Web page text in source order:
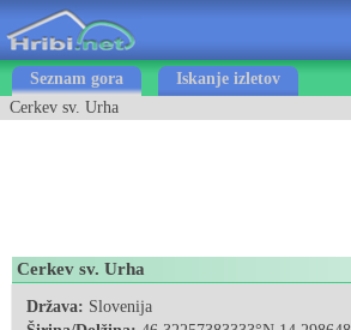
Seznam gora
Iskanje izletov
Cerkev sv. Urha
Cerkev sv. Urha
Država: Slovenija